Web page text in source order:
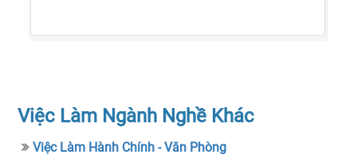
Việc Làm Ngành Nghề Khác
Việc Làm Hành Chính - Văn Phòng